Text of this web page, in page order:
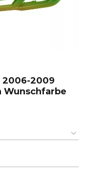
2006-2009